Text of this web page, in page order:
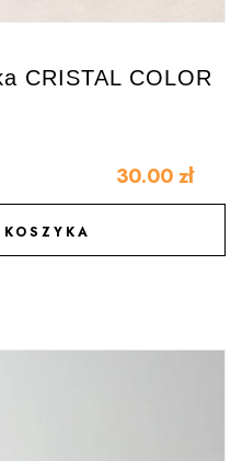
CRISTAL COLOR
30.00 zł